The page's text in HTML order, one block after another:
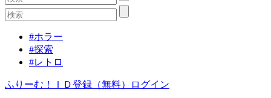
#ホラー
#探索
#レトロ
ふりーむ！ＩＤ登録（無料） ログイン